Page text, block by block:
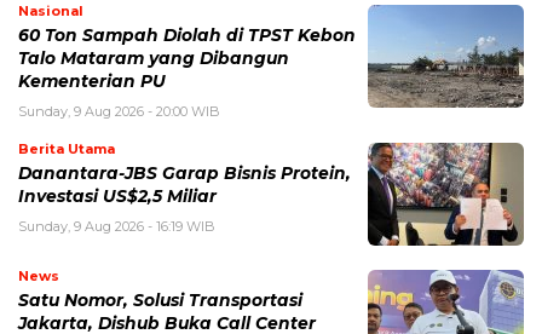
Nasional
60 Ton Sampah Diolah di TPST Kebon
Talo Mataram yang Dibangun
Kementerian PU
Sunday, 9 Aug 2026 - 20:00 WIB
Berita Utama
Danantara-JBS Garap Bisnis Protein,
Investasi US$2,5 Miliar
Sunday, 9 Aug 2026 - 16:19 WIB
News
Satu Nomor, Solusi Transportasi
Jakarta, Dishub Buka Call Center